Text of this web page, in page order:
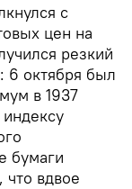
с
цен на
резкий
6 октября был
в 1937
бумаги
что вдвое